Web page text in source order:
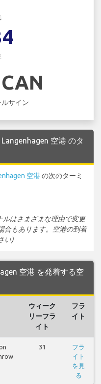
サイン
空港 のタ
空港の次のターミ
ルはさまざまな理由で変更
合もあります。空港の到着
い)
空港 を発着する空
ウィーク
リーフラ
イト
フラ
イト
31
フラ
イト
を見
る